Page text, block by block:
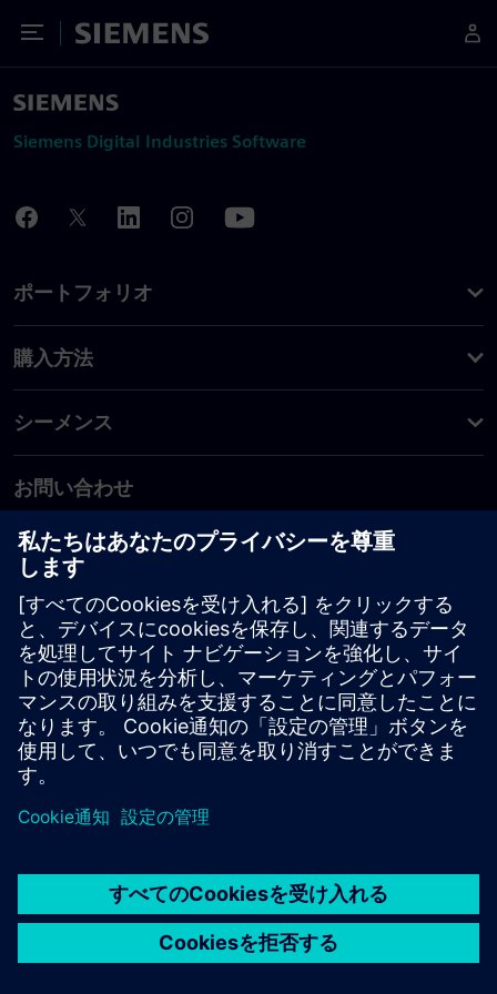
Toggle Menu
Siemens
Siemens Digital Industries Software
ポートフォリオ
購入方法
シーメンス
お問い合わせ
PLM製品のお問い合わせ
EDA製品のお問い合わせ
世界各地の事業拠点
サポート・センター
ご意見・ご要望
違法コピーの連絡先
© Siemens2026
タル・ミレニアム著作権法 (DMCA)
内部通報